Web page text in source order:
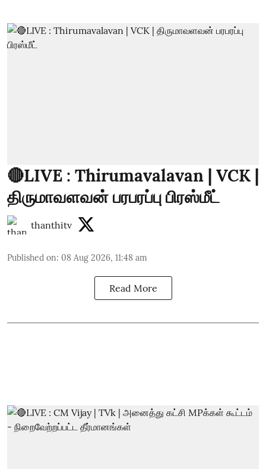
🔴LIVE : Thirumavalavan | VCK |
திருமாவளவன் பரபரப்பு பிரஸ்மீட்
thanthitv
Published on: 08 Aug 2026, 11:48 am
Read More